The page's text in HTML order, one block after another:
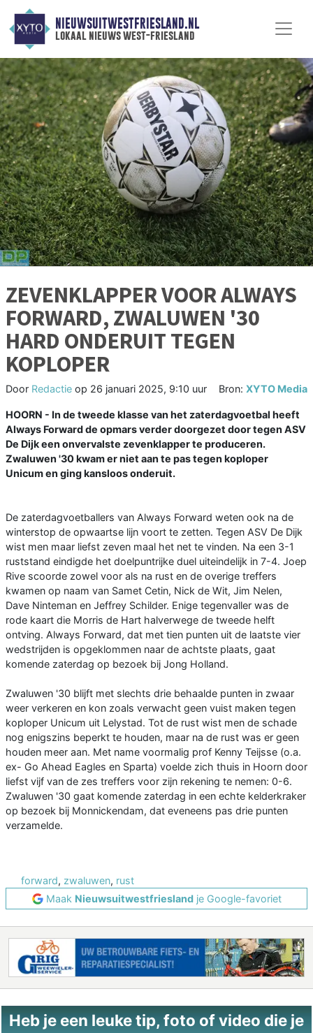
NIEUWSUITWESTFRIESLAND.NL
lokaal nieuws west-friesland
ZEVENKLAPPER VOOR ALWAYS
FORWARD, ZWALUWEN '30
HARD ONDERUIT TEGEN
KOPLOPER
Door Redactie op 26 januari 2025, 9:10 uur Bron: XYTO Media
HOORN - In de tweede klasse van het zaterdagvoetbal heeft
Always Forward de opmars verder doorgezet door tegen ASV
De Dijk een onvervalste zevenklapper te produceren.
Zwaluwen '30 kwam er niet aan te pas tegen koploper
Unicum en ging kansloos onderuit.
De zaterdagvoetballers van Always Forward weten ook na de
winterstop de opwaartse lijn voort te zetten. Tegen ASV De Dijk
wist men maar liefst zeven maal het net te vinden. Na een 3-1
ruststand eindigde het doelpuntrijke duel uiteindelijk in 7-4. Joep
Rive scoorde zowel voor als na rust en de overige treffers
kwamen op naam van Samet Cetin, Nick de Wit, Jim Nelen,
Dave Ninteman en Jeffrey Schilder. Enige tegenvaller was de
rode kaart die Morris de Hart halverwege de tweede helft
ontving. Always Forward, dat met tien punten uit de laatste vier
wedstrijden is opgeklommen naar de achtste plaats, gaat
komende zaterdag op bezoek bij Jong Holland.
Zwaluwen '30 blijft met slechts drie behaalde punten in zwaar
weer verkeren en kon zoals verwacht geen vuist maken tegen
koploper Unicum uit Lelystad. Tot de rust wist men de schade
nog enigszins beperkt te houden, maar na de rust was er geen
houden meer aan. Met name voormalig prof Kenny Teijsse (o.a.
ex- Go Ahead Eagles en Sparta) voelde zich thuis in Hoorn door
liefst vijf van de zes treffers voor zijn rekening te nemen: 0-6.
Zwaluwen '30 gaat komende zaterdag in een echte kelderkraker
op bezoek bij Monnickendam, dat eveneens pas drie punten
verzamelde.
forward, zwaluwen, rust
Maak Nieuwsuitwestfrieslandje Google-favoriet
Heb je een leuke tip, foto of video die je